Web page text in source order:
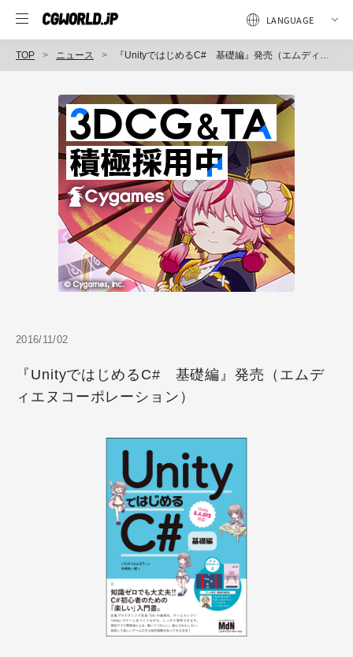
TOP ニュース 『UnityではじめるC# 基礎編』発売（エムディエヌコーポレーション）
2016/11/02
『UnityではじめるC# 基礎編』発売（エムデ
ィエヌコーポレーション）